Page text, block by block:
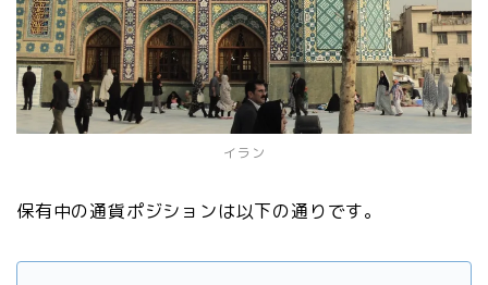
イラン
保有中の通貨ポジションは以下の通りです。